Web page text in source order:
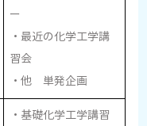
ー
・最近の化学工学講
習会
・他 単発企画
・基礎化学工学講習